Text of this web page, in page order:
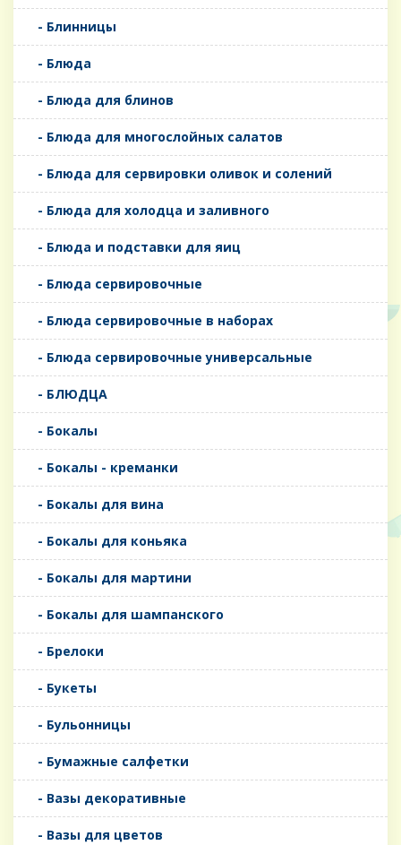
- Блинницы
- Блюда
- Блюда для блинов
- Блюда для многослойных салатов
- Блюда для сервировки оливок и солений
- Блюда для холодца и заливного
- Блюда и подставки для яиц
- Блюда сервировочные
- Блюда сервировочные в наборах
- Блюда сервировочные универсальные
- БЛЮДЦА
- Бокалы
- Бокалы - креманки
- Бокалы для вина
- Бокалы для коньяка
- Бокалы для мартини
- Бокалы для шампанского
- Брелоки
- Букеты
- Бульонницы
- Бумажные салфетки
- Вазы декоративные
- Вазы для цветов